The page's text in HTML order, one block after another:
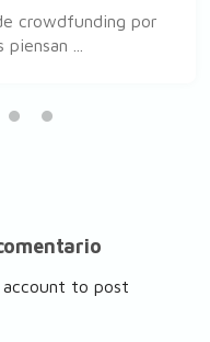
crowdfunding por
...
account to post